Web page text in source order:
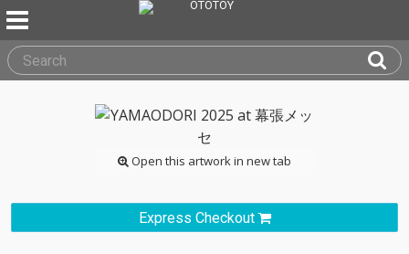
Open this artwork in new tab
Express Checkout